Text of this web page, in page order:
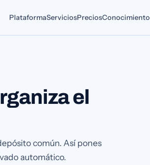
PlataformaServiciosPreciosConocimiento
el
común. Así pones
automático.